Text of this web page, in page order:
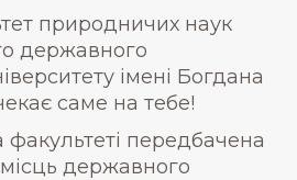
природничих наук
державного
імені Богдана
саме на тебе!
факультеті передбачена
місць державного